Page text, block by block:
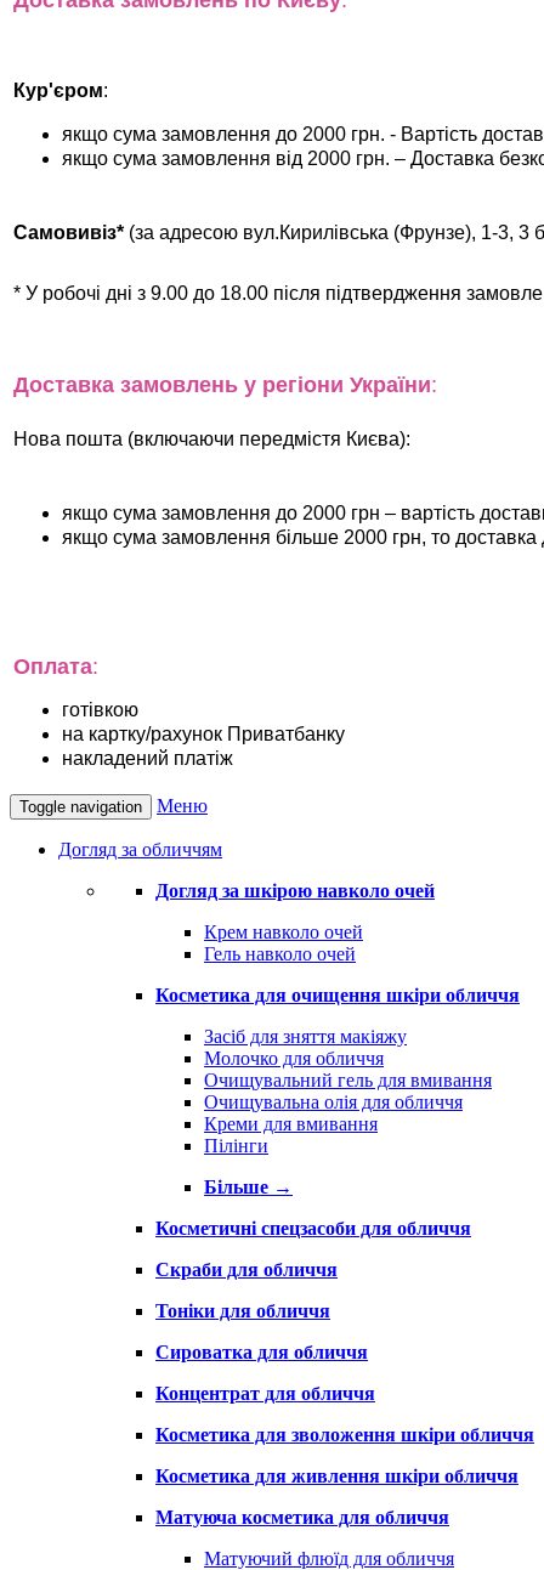
Кур'єром:
якщо сума замовлення до 2000 грн. - Вартість
якщо сума замовлення від 2000 грн. – Доставка
Самовивіз* (за адресою вул.Кирилівська (Фрунзе), 1-3, 3
* У робочі дні з 9.00 до 18.00 після підтвердження
Доставка замовлень у регіони України:
Нова пошта (включаючи передмістя Києва):
якщо сума замовлення до 2000 грн – вартість
якщо сума замовлення більше 2000 грн, то
Оплата:
готівкою
на картку/рахунок Приватбанку
накладений платіж
Toggle navigation Меню
Догляд за обличчям
Догляд за шкірою навколо очей
Крем навколо очей
Гель навколо очей
Косметика для очищення шкіри обличчя
Засіб для зняття макіяжу
Молочко для обличчя
Очищувальний гель для вмивання
Очищувальна олія для обличчя
Креми для вмивання
Пілінги
Більше →
Косметичні спецзасоби для обличчя
Скраби для обличчя
Тоніки для обличчя
Сироватка для обличчя
Концентрат для обличчя
Косметика для зволоження шкіри обличчя
Косметика для живлення шкіри обличчя
Матуюча косметика для обличчя
Матуючий флюїд для обличчя